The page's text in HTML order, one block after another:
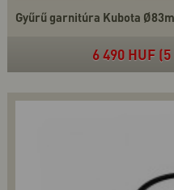
Gyűrű garnitúra Kubota
6 490 HUF